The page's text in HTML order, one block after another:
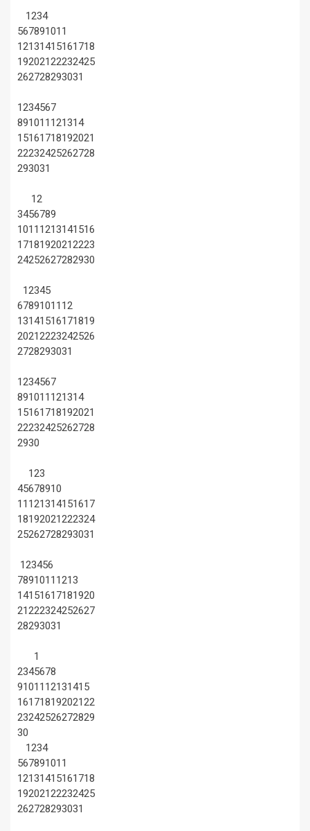
1234
567891011
12131415161718
19202122232425
262728293031
1234567
891011 121314
15161718192021
22232425262728
293031
12
3456789
1011 1213141516
17181920212223
24252627282930
12345
67891011 12
13141516171819
20212223242526
2728293031
1234567
891011 121314
15161718192021
22232425262728
2930
123
45678910
11 121314151617
18192021222324
25262728293031
123456
7891011 1213
14151617181920
21222324252627
28293031
1
2345678
91011 12131415
16171819202122
23242526272829
30
1234
567891011
12131415161718
19202122232425
262728293031